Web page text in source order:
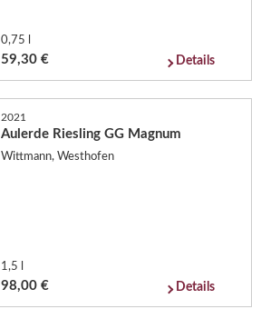
0,75 l
59,30 € Details
2021
Aulerde Riesling GG Magnum
Wittmann, Westhofen
1,5 l
98,00 € Details